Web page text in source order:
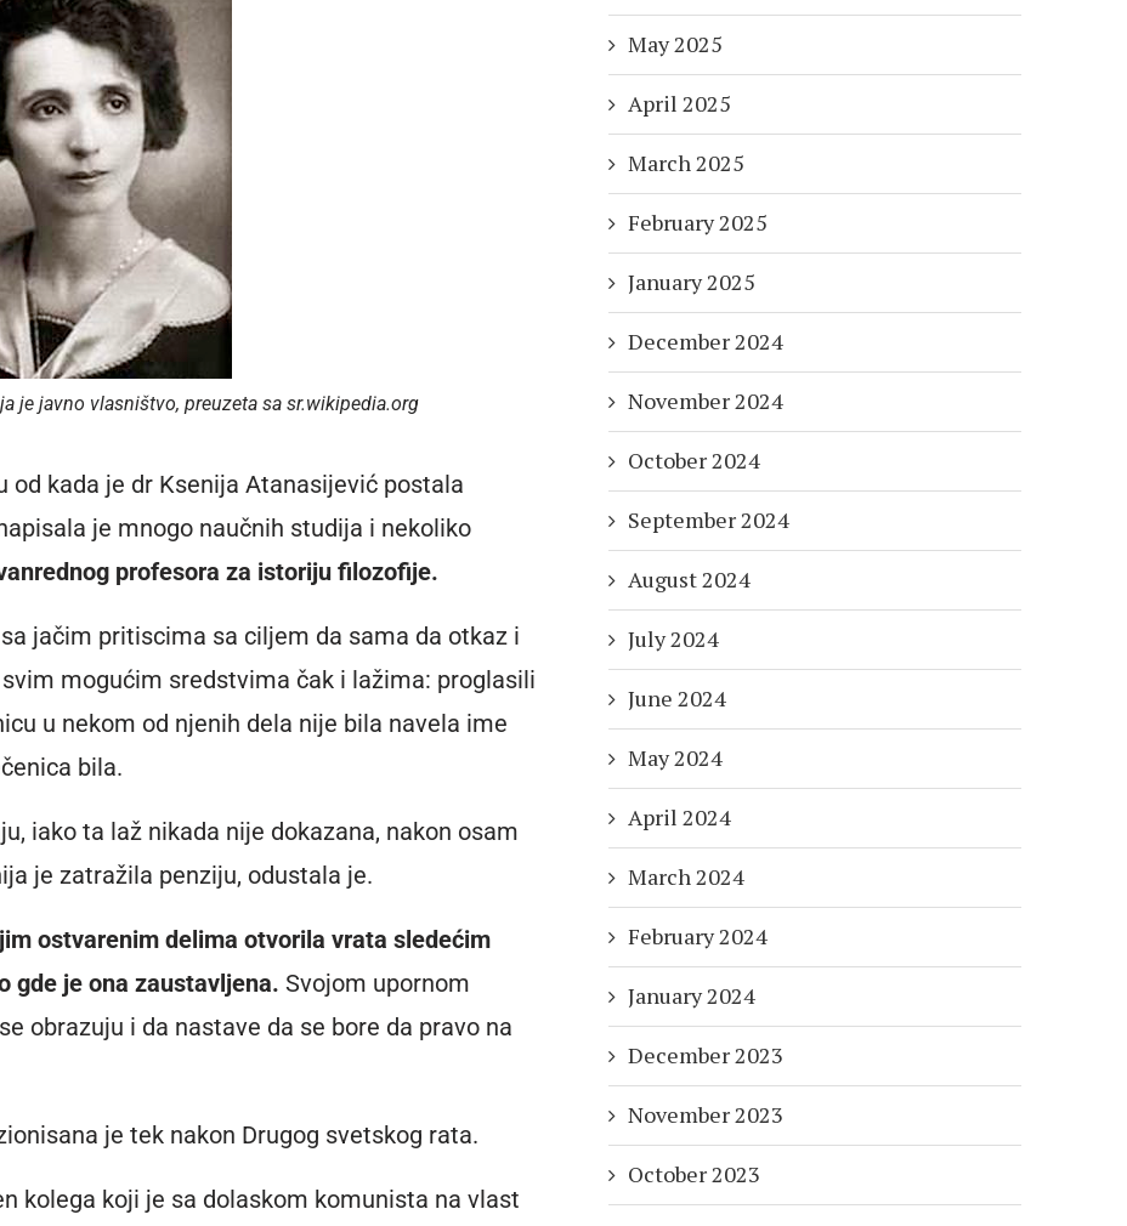
je javno vlasništvo, preuzeta sa sr.wikipedia.org
kada je dr Ksenija Atanasijević postala
je mnogo naučnih studija i nekoliko
profesora za istoriju filozofije.
jačim pritiscima sa ciljem da sama da otkaz i
mogućim sredstvima čak i lažima: proglasili
u nekom od njenih dela nije bila navela ime
bila.
iako ta laž nikada nije dokazana, nakon osam
je zatražila penziju, odustala je.
ostvarenim delima otvorila vrata sledećim
gde je ona zaustavljena. Svojom upornom
obrazuju i da nastave da se bore da pravo na
je tek nakon Drugog svetskog rata.
kolega koji je sa dolaskom komunista na vlast
May 2025
April 2025
March 2025
February 2025
January 2025
December 2024
November 2024
October 2024
September 2024
August 2024
July 2024
June 2024
May 2024
April 2024
March 2024
February 2024
January 2024
December 2023
November 2023
October 2023